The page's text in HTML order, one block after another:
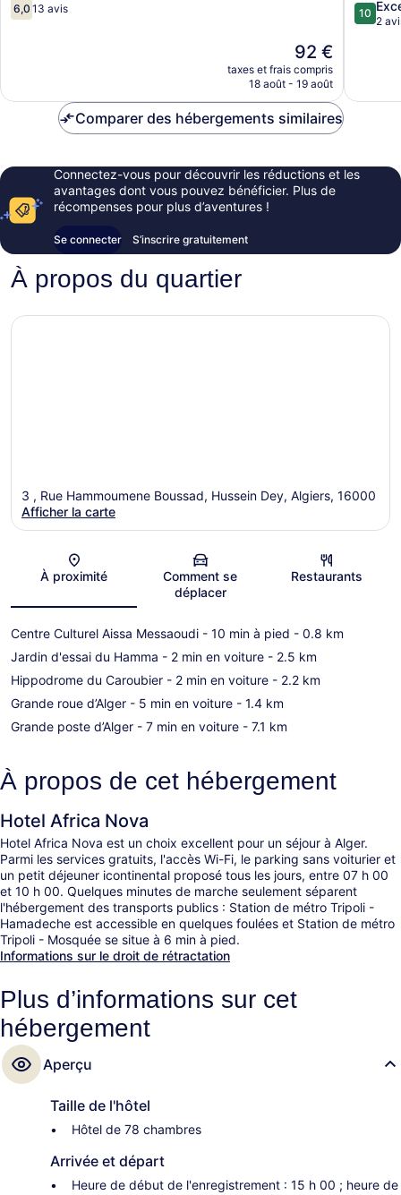
Ezzouar
6.0
sur
6,0 13 avis
Le
nouveau
prix
de
92 €
92 €
taxes et frais compris
18 août - 19 août
10.0
sur
10
2
Comparer des hébergements similaires
Connectez-vous pour découvrir les réductions et les
avantages dont vous pouvez bénéficier. Plus de
récompenses pour plus d’aventures !
Se connecter S’inscrire gratuitement
À propos du quartier
Carte
3 , Rue Hammoumene Boussad, Hussein Dey, Algiers, 16000
Afficher la carte
À proximité
Comment se
déplacer
Restaurants
Centre Culturel Aissa Messaoudi - 10 min à pied - 0.8 km
Jardin d'essai du Hamma - 2 min en voiture - 2.5 km
Hippodrome du Caroubier - 2 min en voiture - 2.2 km
Grande roue d’Alger - 5 min en voiture - 1.4 km
Grande poste d’Alger - 7 min en voiture - 7.1 km
À propos de cet hébergement
Hotel Africa Nova
Hotel Africa Nova est un choix excellent pour un séjour à Alger.
Parmi les services gratuits, l'accès Wi-Fi, le parking sans voiturier et
un petit déjeuner icontinental proposé tous les jours, entre 07 h 00
et 10 h 00. Quelques minutes de marche seulement séparent
l'hébergement des transports publics : Station de métro Tripoli -
Hamadeche est accessible en quelques foulées et Station de métro
Tripoli - Mosquée se situe à 6 min à pied.
Informations sur le droit de rétractation
Plus d’informations sur cet
hébergement
Aperçu
Taille de l'hôtel
Hôtel de 78 chambres
Arrivée et départ
Heure de début de l'enregistrement : 15 h 00 ; heure de